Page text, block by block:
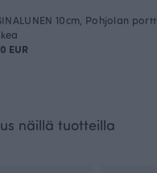
10cm, Pohjolan portti
EUR
näillä tuotteilla